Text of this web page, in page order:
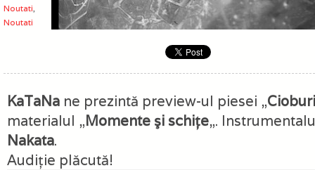
Noutati,
Noutati
KaTaNa ne prezintă preview-ul piesei „Cioburi
materialul „Momente şi schiţe„.
Nakata.
Audiţie plăcută!